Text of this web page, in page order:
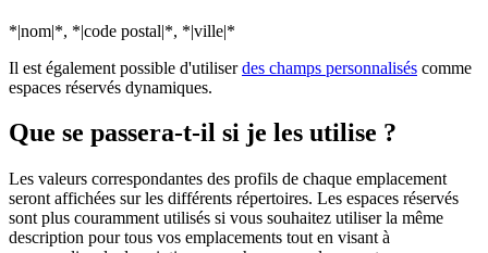
*|nom|*, *|code postal|*, *|ville|*
Il est également possible d'utiliserdes champs personnalisés comme
espaces réservés dynamiques.
Que se passera-t-il si je les utilise ?
Les valeurs correspondantes des profils de chaque emplacement
seront affichées sur les différents répertoires. Les espaces réservés
sont plus couramment utilisés si vous souhaitez utiliser la même
description pour tous vos emplacements tout en visant à